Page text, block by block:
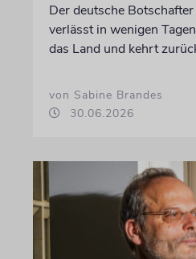
Der deutsche
verlässt in wenigen
das Land und kehrt
von Sabine Brandes
30.06.2026